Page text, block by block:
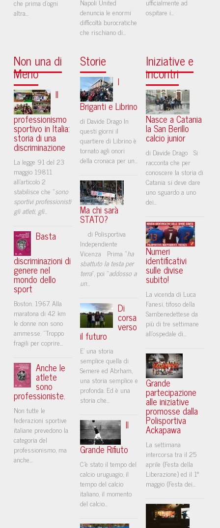
che prima d'ogni
altra...
denuncia le enormi
difficoltà burocratiche
che rischiano di...
ospitare i...
Non una di
Meno
Il
professionismo
sportivo in Italia:
storia di una
discriminazione
La legge 91 del 23
maggio 19811
all’articolo 2
stabilisce che “sono
sportivi professionisti
gli atleti, gli...
Basta
discriminazioni di
genere nel
mondo dello
sport
Boston. 1967. Alla
maratona di 42 km
le donne non sono
ammesse. "Troppo
fragili per coprire...
Anche le
atlete
sono
professioniste.
Non tutte le
federazioni sportive
italiane prevedono la
categoria del
professionismo, ma
anche...
Storie
I
Briganti e Librino
di Davide Drago In
questi giorni il
quartiere di Librino è
tornato agli onori
della cronaca per un...
Ma chi sarà
STATO?
di Polisportiva
Independiente
Vicenza Prima “ha
sbattuto la testa per
terra”, poi “addosso a
un...
Di
corsa
verso
il futuro
E’ una storia
semplice quella di
Semere ed Abrham,
una storia semplice e
profonda. Ed è una
storia che...
Il
Grande Rifiuto
C’è stato il tempo del
calcio uruguagio, il
tempo del calcio
italiano, il momento
del calcio...
Iniziative e
incontri
Nasce a Catania
la San Berillo
calcio junior
di Davide Drago Si
racconta che per
conoscere la storia di
Catania si deve dare
uno sguardo a uno
dei...
Numeri
identificativi
sulle divise
subito!
La vicenda di Luca
Fanesi, tifoso della
Sambenedettese da
più di tre settimane
all'ospedale di...
Grande
partecipazione
alle iniziative
promosse dalla
Polisportiva
Ackapawa
La settimana
intercorsa tra il 25
aprile (Festa della
Liberazione) ed il 1°
maggio (Festa dei...